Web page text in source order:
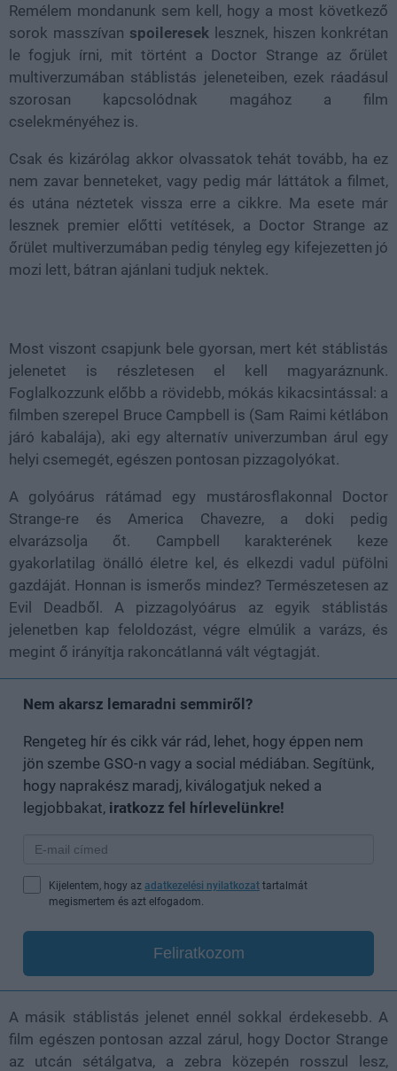
Remélem mondanunk sem kell, hogy a most következő
sorok masszívan spoileresek lesznek, hiszen konkrétan
le fogjuk írni, mit történt a Doctor Strange az őrület
multiverzumában stáblistás jeleneteiben, ezek ráadásul
szorosan kapcsolódnak magához a film
cselekményéhez is.
Csak és kizárólag akkor olvassatok tehát tovább, ha ez
nem zavar benneteket, vagy pedig már láttátok a filmet,
és utána néztetek vissza erre a cikkre. Ma esete már
lesznek premier előtti vetítések, a Doctor Strange az
őrület multiverzumában pedig tényleg egy kifejezetten jó
mozi lett, bátran ajánlani tudjuk nektek.
Most viszont csapjunk bele gyorsan, mert két stáblistás
jelenetet is részletesen el kell magyaráznunk.
Foglalkozzunk előbb a rövidebb, mókás kikacsintással: a
filmben szerepel Bruce Campbell is (Sam Raimi kétlábon
járó kabalája), aki egy alternatív univerzumban árul egy
helyi csemegét, egészen pontosan pizzagolyókat.
A golyóárus rátámad egy mustárosflakonnal Doctor
Strange-re és America Chavezre, a doki pedig
elvarázsolja őt. Campbell karakterének keze
gyakorlatilag önálló életre kel, és elkezdi vadul püfölni
gazdáját. Honnan is ismerős mindez? Természetesen az
Evil Deadből. A pizzagolyóárus az egyik stáblistás
jelenetben kap feloldozást, végre elmúlik a varázs, és
megint ő irányítja rakoncátlanná vált végtagját.
Nem akarsz lemaradni semmiről?
Rengeteg hír és cikk vár rád, lehet, hogy éppen nem
jön szembe GSO-n vagy a social médiában. Segítünk,
hogy naprakész maradj, kiválogatjuk neked a
legjobbakat, iratkozz fel hírlevelünkre!
Kijelentem, hogy az adatkezelési nyilatkozat tartalmát
megismertem és azt elfogadom.
Feliratkozom
A másik stáblistás jelenet ennél sokkal érdekesebb. A
film egészen pontosan azzal zárul, hogy Doctor Strange
az utcán sétálgatva, a zebra közepén rosszul lesz,